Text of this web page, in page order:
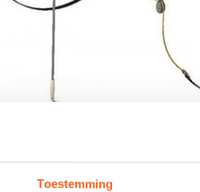
Toestemming